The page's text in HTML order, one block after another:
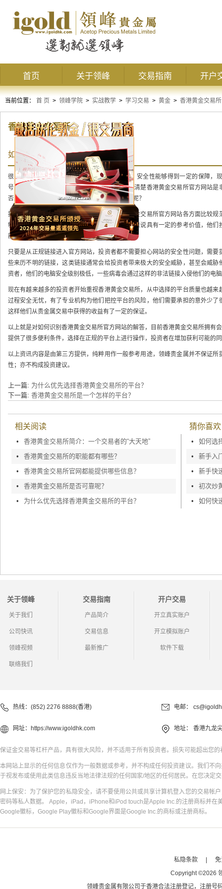
首页 关于领峰 交易指南 开户
当前位置： 首 页 > 领峰学院 > 实战教学 > 学习交易 > 黄金 > 香港黄金交易所
香港黄金交易所
如何识别香港黄金交易所官方网站？
很多投资者都知道选择香港黄金交易所的平台，安全性能够得到一定的保障，
号，投资者稍有不慎很容易给自己带来亏损。认清楚香港黄金交易所官方网站
否正规，那么如何识别香港黄金交易所官方网站呢？
投资者在网上搜索的时候，会发现正规的香港黄金交易所官方网站各方面比较
够获取最新的交易信息，网站的各类信息对他们来说具有一定的参考价值，他们
能够得到极大的保障。
只要是从正规链接进入官方网站，投资者都不需要担心网站的安全性问题，需
些来历不明的链接，这类链接通常会给投资者带来极大的安全威胁，甚至会威
资者，他们的电脑安全级别极低，一些病毒会通过这样的非法链接入侵他们的电
现在有越来越多的投资者开始重视香港黄金交易所，从中选择的平台质量也越
过程安全无忧，有了专业机构为他们把控平台的风险，他们需要承担的意外少
这样他们从贵金属交易中获得的收益有了一定的保证。
以上就是对如何识别香港黄金交易所官方网站的解答，目前香港黄金交易所拥有
提供了很多便利条件，选择在正规的平台上进行操作，投资者在增加获利可能的
以上资讯内容是由第三方提供，纯粹用作一般参考用途，领峰贵金属并不保证
性；亦不构成投资建议。
上一篇: 为什么优先选择香港黄金交易所的平台？
下一篇: 香港黄金交易所是一个怎样的平台？
相关阅读
•
香港黄金交易所简介：一个交易者的“大天地”
•
香港黄金交易所的职能都有哪些？
•
香港黄金交易所官网都能提供哪些信息？
•
香港黄金交易所是否可靠呢？
•
为什么优先选择香港黄金交易所的平台？
猜你喜欢
•
如何选
•
新手入
•
新手快
•
初次炒
•
关于领峰
关于我们
公司快讯
领峰视频
联络我们
交易指南
产品简介
交易信息
最新推广
开户交易
开立真实账户
开立模拟账户
软件下载
热线：(852) 2276 8888(香港) 电邮：
网址： https://www.igoldhk.com 地址： 香港九龙
保证金交易等杠杆产品，具有很大风险，并不适用于所有投资者。损失可能超出您
本网站上显示的任何信息仅作为一般数据或参考，并不构成任何投资建议。我们不
于视发布或使用此类信息违反当地法律法规的任何国家/地区的任何居民。在您决定
网上保安：为了保护您的私隐安全，请不要使用公共或共享计算机登入您的交易帐
密码等私人数据。 Apple，iPad，iPhone和iPod touch是Apple Inc.的注册商标并
Google徽标，Google Play徽标和Google界面是Google Inc.的商标或注册商标。
私隐条款 |
Copyright ©2026
领峰贵金属有限公司于香港合法注册登记，注册号